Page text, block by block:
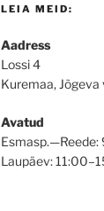
LEIA MEID:
Aadress
Lossi 4
Kuremaa,
Avatud
Laupäev: